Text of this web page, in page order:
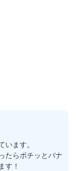
ます。
たらポチッとバナ
す！